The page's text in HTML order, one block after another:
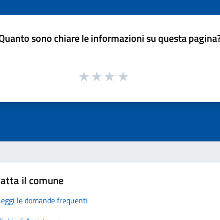
sono chiare le informazioni su questa
il comune
le domande frequenti